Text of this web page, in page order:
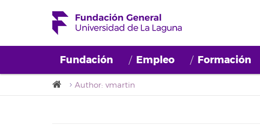
Fundación Empleo Formación
Author: vmartin